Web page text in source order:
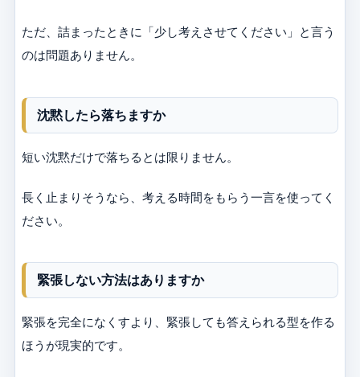
ただ、詰まったときに「少し考えさせてください」と言う
のは問題ありません。
沈黙したら落ちますか
短い沈黙だけで落ちるとは限りません。
長く止まりそうなら、考える時間をもらう一言を使ってく
ださい。
緊張しない方法はありますか
緊張を完全になくすより、緊張しても答えられる型を作る
ほうが現実的です。